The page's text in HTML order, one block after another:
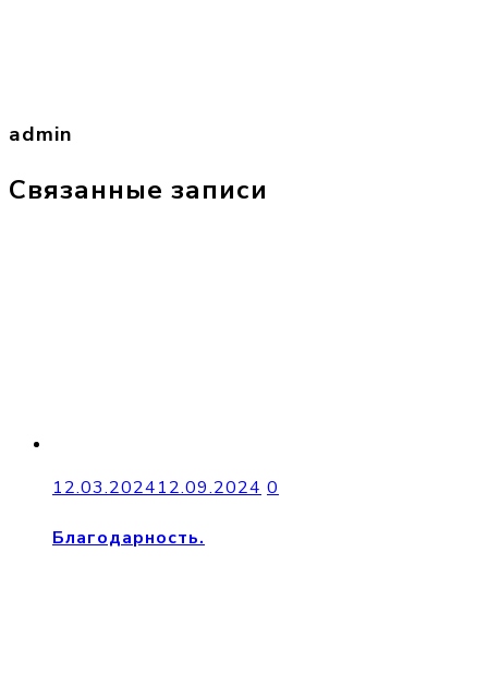
admin
Связанные записи
12.03.202412.09.2024 0
Благодарность.